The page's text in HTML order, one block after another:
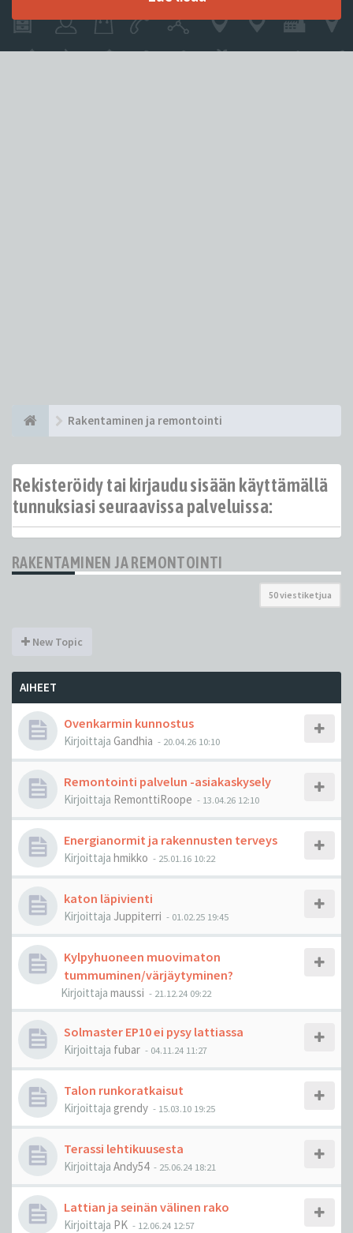
Rakentaminen ja remontointi
Rekisteröidy tai kirjaudu sisään käyttämällä
tunnuksiasi seuraavissa palveluissa:
RAKENTAMINEN JA REMONTOINTI
50 viestiketjua
New Topic
AIHEET
Ovenkarmin kunnostus
Kirjoittaja Gandhia - 20.04.26 10:10
Remontointi palvelun -asiakaskysely
Kirjoittaja RemonttiRoope - 13.04.26 12:10
Energianormit ja rakennusten terveys
Kirjoittaja hmikko - 25.01.16 10:22
katon läpivienti
Kirjoittaja Juppiterri - 01.02.25 19:45
Kylpyhuoneen muovimaton
tummuminen/värjäytyminen?
Kirjoittaja maussi - 21.12.24 09:22
Solmaster EP10 ei pysy lattiassa
Kirjoittaja fubar - 04.11.24 11:27
Talon runkoratkaisut
Kirjoittaja grendy - 15.03.10 19:25
Terassi lehtikuusesta
Kirjoittaja Andy54 - 25.06.24 18:21
Lattian ja seinän välinen rako
Kirjoittaja PK - 12.06.24 12:57